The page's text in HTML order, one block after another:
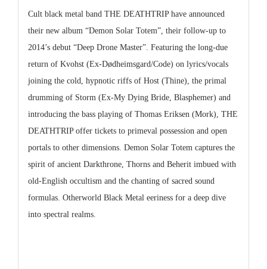
Cult black metal band THE DEATHTRIP have announced
their new album “Demon Solar Totem”, their follow-up to
2014’s debut “Deep Drone Master”. Featuring the long-due
return of Kvohst (Ex-Dødheimsgard/Code) on lyrics/vocals
joining the cold, hypnotic riffs of Host (Thine), the primal
drumming of Storm (Ex-My Dying Bride, Blasphemer) and
introducing the bass playing of Thomas Eriksen (Mork), THE
DEATHTRIP offer tickets to primeval possession and open
portals to other dimensions. Demon Solar Totem captures the
spirit of ancient Darkthrone, Thorns and Beherit imbued with
old-English occultism and the chanting of sacred sound
formulas. Otherworld Black Metal eeriness for a deep dive
into spectral realms.